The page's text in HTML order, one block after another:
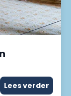
Lees verder